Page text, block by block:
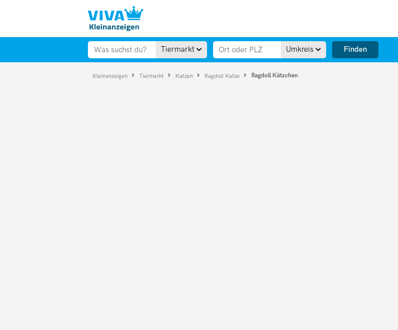
Tiermarkt Umkreis Finden
Kleinanzeigen Tiermarkt Katzen Ragdoll Katze Ragdoll Kätzchen